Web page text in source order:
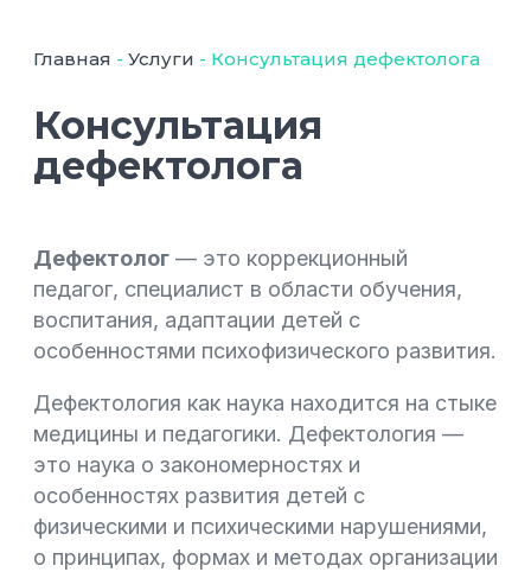
Главная - Услуги - Консультация дефектолога
Консультация
дефектолога
Дефектолог — это коррекционный
педагог, специалист в области обучения,
воспитания, адаптации детей с
особенностями психофизического развития.
Дефектология как наука находится на стыке
медицины и педагогики. Дефектология —
это наука о закономерностях и
особенностях развития детей с
физическими и психическими нарушениями,
о принципах, формах и методах организации